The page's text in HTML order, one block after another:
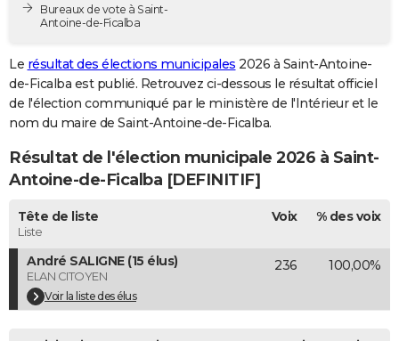
Destinations
City break
Voyage nature
Voyage de noces
Forum
PHOTO
GUIDES D'ACHAT
CARTE DE VOEUX
Carte de Noël
Carte Bonne année
Carte Saint-Valentin
Carte Pâques
Carte d'anniversaire
DICTIONNAIRE
COPAINS D'AVANT
S'inscrire
Se connecter
Lycées
Collèges
Primaires
Universités
Entreprises
Service militaire
Avis de recherche
AVIS DE DÉCÈS
FORUM
Bureaux de vote à Saint-
Antoine-de-Ficalba
Le résultat des élections municipales 2026 à Saint-Antoine-
de-Ficalba est publié. Retrouvez ci-dessous le résultat officiel
de l'élection communiqué par le ministère de l'Intérieur et le
nom du maire de Saint-Antoine-de-Ficalba.
Résultat de l'élection municipale 2026 à Saint-
Antoine-de-Ficalba [DEFINITIF]
Tête de liste
Liste
Voix % des voix
André SALIGNE (15 élus)
ELAN CITOYEN
Voir la liste des élus
236 100,00%